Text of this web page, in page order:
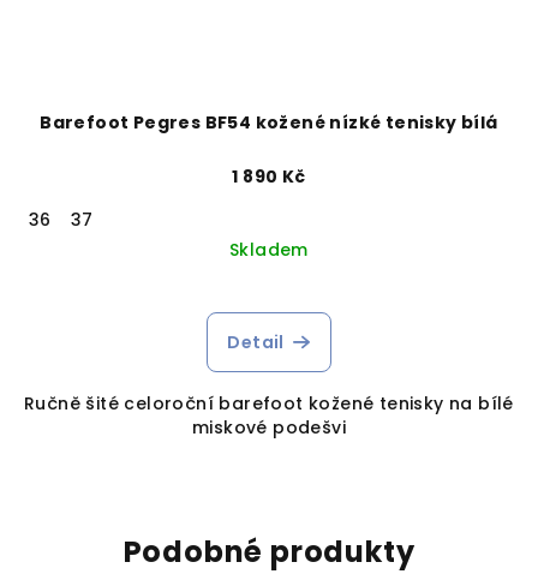
Barefoot Pegres BF54 kožené nízké tenisky bílá
1 890 Kč
36
37
Skladem
Detail
Ručně šité celoroční barefoot kožené tenisky na bílé
miskové podešvi
Podobné produkty